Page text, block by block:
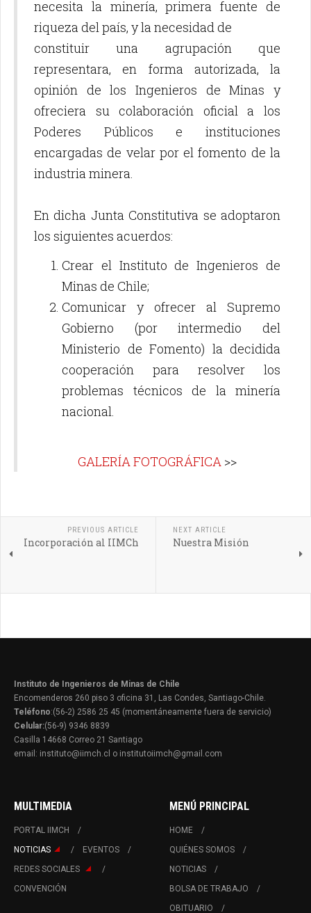
necesita la minería, primera fuente de
riqueza del país, y la necesidad de
constituir una agrupación que
representara, en forma autorizada, la
opinión de los Ingenieros de Minas y
ofreciera su colaboración oficial a los
Poderes Públicos e instituciones
encargadas de velar por el fomento de la
industria minera.
En dicha Junta Constitutiva se adoptaron
los siguientes acuerdos:
Crear el Instituto de Ingenieros de
Minas de Chile;
Comunicar y ofrecer al Supremo
Gobierno (por intermedio del
Ministerio de Fomento) la decidida
cooperación para resolver los
problemas técnicos de la minería
nacional.
GALERÍA FOTOGRÁFICA >>
PREVIOUS ARTICLE
Incorporación al IIMCh
NEXT ARTICLE
Nuestra Misión
Instituto de Ingenieros de Minas de Chile
Encomenderos 260 piso 3 oficina 31, Las Condes, Santiago-Chile.
Teléfono:(56-2) 2586 25 45 (momentáneamente fuera de servicio)
Celular:(56-9) 9346 8839
Casilla 14668 Correo 21 Santiago
email: instituto@iimch.cl o institutoiimch@gmail.com
MULTIMEDIA
PORTAL IIMCH
NOTICIAS
EVENTOS
REDES SOCIALES
CONVENCIÓN
MENÚ PRINCIPAL
HOME
QUIÉNES SOMOS
NOTICIAS
BOLSA DE TRABAJO
OBITUARIO